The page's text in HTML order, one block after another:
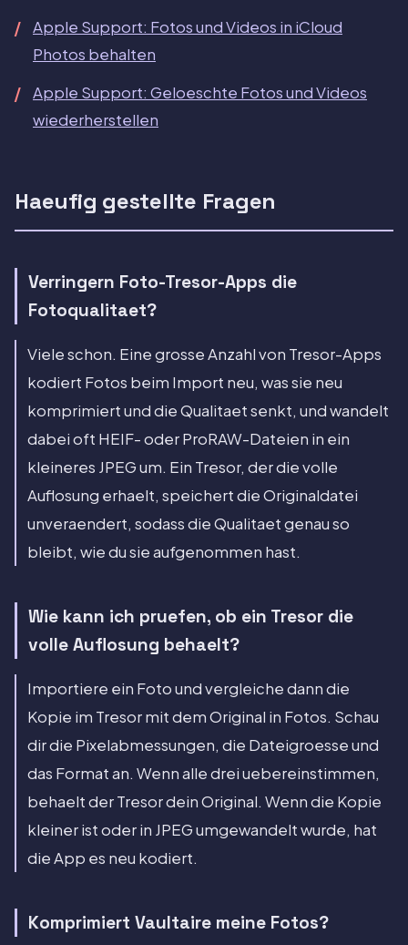
Apple Support: Fotos und Videos in iCloud
Photos behalten
Apple Support: Geloeschte Fotos und Videos
wiederherstellen
Haeufig gestellte Fragen
Verringern Foto-Tresor-Apps die
Fotoqualitaet?
Viele schon. Eine grosse Anzahl von Tresor-Apps
kodiert Fotos beim Import neu, was sie neu
komprimiert und die Qualitaet senkt, und wandelt
dabei oft HEIF- oder ProRAW-Dateien in ein
kleineres JPEG um. Ein Tresor, der die volle
Auflosung erhaelt, speichert die Originaldatei
unveraendert, sodass die Qualitaet genau so
bleibt, wie du sie aufgenommen hast.
Wie kann ich pruefen, ob ein Tresor die
volle Auflosung behaelt?
Importiere ein Foto und vergleiche dann die
Kopie im Tresor mit dem Original in Fotos. Schau
dir die Pixelabmessungen, die Dateigroesse und
das Format an. Wenn alle drei uebereinstimmen,
behaelt der Tresor dein Original. Wenn die Kopie
kleiner ist oder in JPEG umgewandelt wurde, hat
die App es neu kodiert.
Komprimiert Vaultaire meine Fotos?